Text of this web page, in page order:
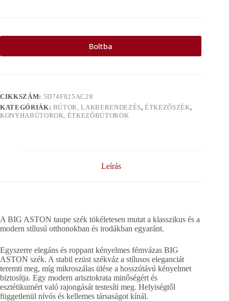
Boltba
CIKKSZÁM: 5D74F825AC28
KATEGÓRIÁK: BÚTOR, LAKBERENDEZÉS,ÉTKEZÕSZÉK,
KONYHABÚTOROK, ÉTKEZÕBÚTOROK
Leírás
A BIG ASTON taupe szék tökéletesen mutat a klasszikus és a
modern stílusú otthonokban és irodákban egyaránt.
Egyszerre elegáns és roppant kényelmes fémvázas BIG
ASTON szék. A stabil ezüst székváz a stílusos eleganciát
teremti meg, míg mikroszálas ülése a hosszútávú kényelmet
biztosítja. Egy modern arisztokrata minőségért és
esztétikumért való rajongását testesíti meg. Helyiségtől
függetlenül nívós és kellemes társaságot kínál.